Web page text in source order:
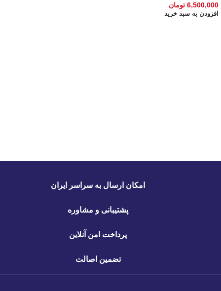
6,500,000 تومان
افزودن به سبد خرید
امکان ارسال به سراسر ایران
پشتیبانی و مشاوره
پرداخت امن آنلاین
تضمین اصالت